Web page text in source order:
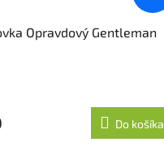
Opravdový Gentleman
Do košíka